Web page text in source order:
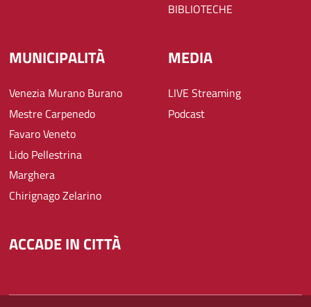
BIBLIOTECHE
MUNICIPALITÀ
Venezia Murano Burano
Mestre Carpenedo
Favaro Veneto
Lido Pellestrina
Marghera
Chirignago Zelarino
MEDIA
LIVE Streaming
Podcast
ACCADE IN CITTÀ